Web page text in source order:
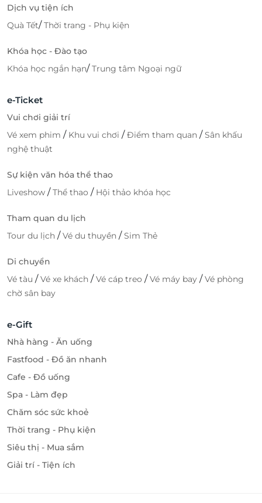
Dịch vụ tiện ích
Quà Tết/Thời trang - Phụ kiện
Khóa học - Đào tạo
Khóa học ngắn hạn/Trung tâm Ngoại ngữ
e-Ticket
Vui chơi giải trí
Vé xem phim / Khu vui chơi /Điểm tham quan /Sân khấu
nghệ thuật
Sự kiện văn hóa thể thao
Liveshow /Thể thao / Hội thảo khóa học
Tham quan du lịch
Tour du lịch /Vé du thuyền /Sim Thẻ
Di chuyển
Vé tàu /Vé xe khách /Vé cáp treo /Vé máy bay /Vé phòng
chờ sân bay
e-Gift
Nhà hàng - Ăn uống
Fastfood - Đồ ăn nhanh
Cafe - Đồ uống
Spa - Làm đẹp
Chăm sóc sức khoẻ
Thời trang - Phụ kiện
Siêu thị - Mua sắm
Giải trí - Tiện ích